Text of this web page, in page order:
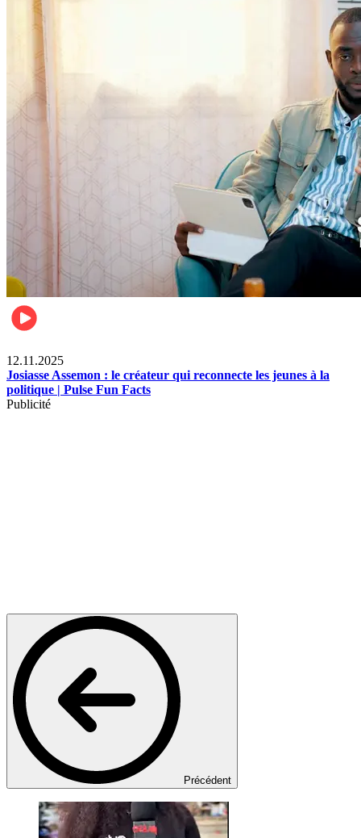
12.11.2025
Josiasse Assemon : le créateur qui reconnecte les jeunes à la
politique | Pulse Fun Facts
Publicité
Précédent